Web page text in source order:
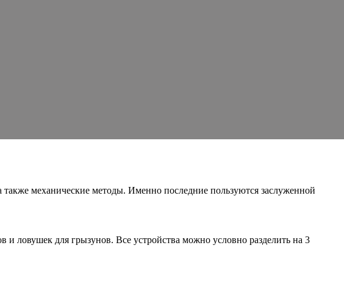
механические методы. Именно последние пользуются заслуженной
ловушек для грызунов. Все устройства можно условно разделить на 3